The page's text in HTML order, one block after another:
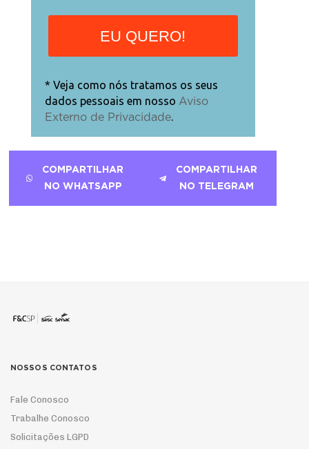
EU QUERO!
* Veja como nós tratamos os seus
dados pessoais em nosso Aviso
Externo de Privacidade.
COMPARTILHAR
NO WHATSAPP
COMPARTILHAR
NO TELEGRAM
NOSSOS CONTATOS
Fale Conosco
Trabalhe Conosco
Solicitações LGPD